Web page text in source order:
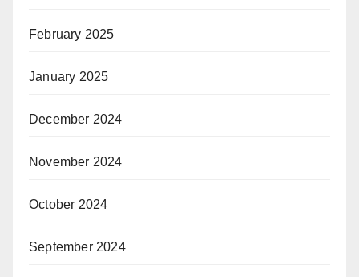
February 2025
January 2025
December 2024
November 2024
October 2024
September 2024